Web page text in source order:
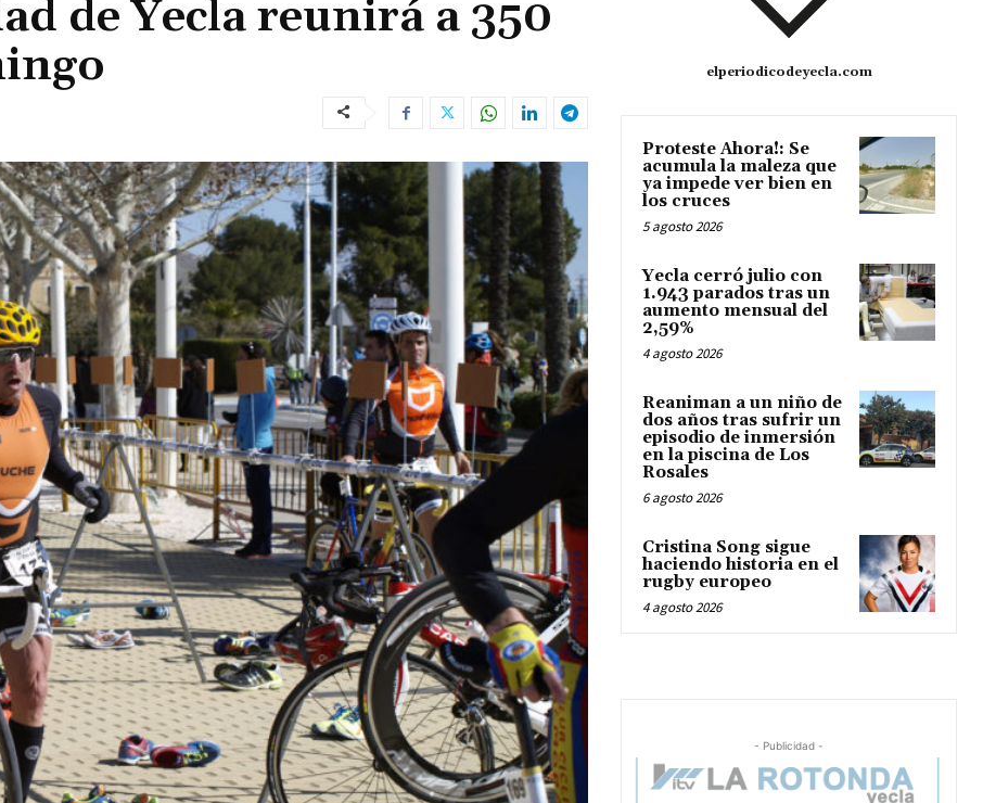
de Yecla reunirá a 350
elperiodicodeyecla.com
Proteste Ahora!: Se
acumula la maleza que
ya impede ver bien en
los cruces
5 agosto 2026
Yecla cerró julio con
1.943 parados tras un
aumento mensual del
2,59%
4 agosto 2026
Reaniman a un niño de
dos años tras sufrir un
episodio de inmersión
en la piscina de Los
Rosales
6 agosto 2026
Cristina Song sigue
haciendo historia en el
rugby europeo
4 agosto 2026
- Publicidad -